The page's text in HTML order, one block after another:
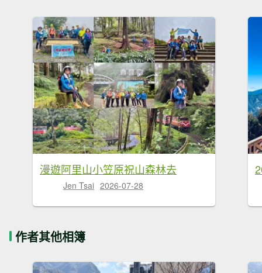
漫遊阿里山小笠原祝山森林去
Jen Tsai 2026-07-28
作者其他相簿